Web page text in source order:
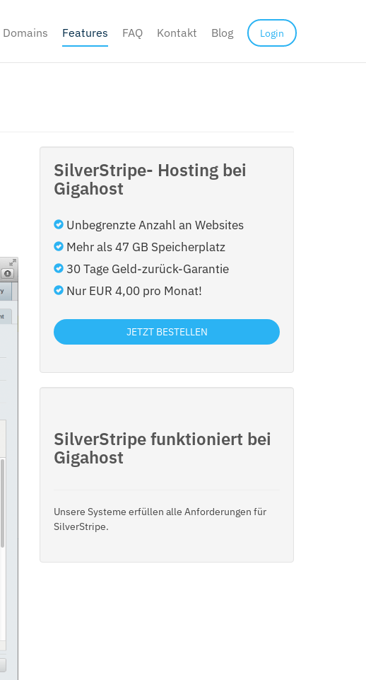
Domains Features FAQ Kontakt Blog Login
SilverStripe- Hosting bei
Gigahost
Unbegrenzte Anzahl an Websites
Mehr als 47 GB Speicherplatz
30 Tage Geld-zurück-Garantie
Nur EUR 4,00 pro Monat!
JETZT BESTELLEN
SilverStripe funktioniert bei
Gigahost
Unsere Systeme erfüllen alle Anforderungen für
SilverStripe.